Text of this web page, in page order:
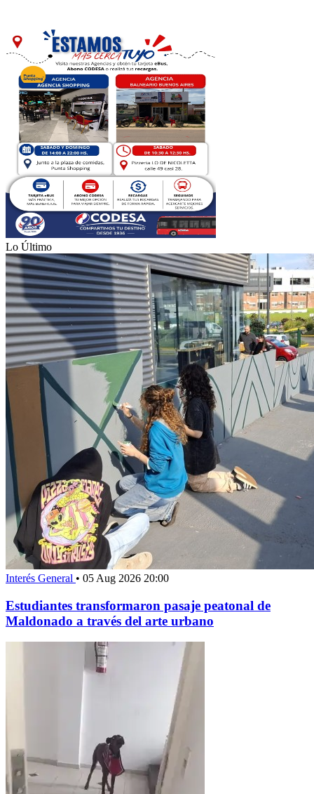
Lo Último
Interés General • 05 Aug 2026 20:00
Estudiantes transformaron pasaje peatonal de
Maldonado a través del arte urbano